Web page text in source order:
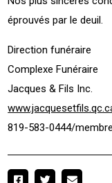
éprouvés par le deuil.
Direction funéraire
Complexe Funéraire
Jacques & Fils Inc.
819-583-0444/